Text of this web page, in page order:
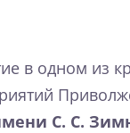
в одном из
С. С.